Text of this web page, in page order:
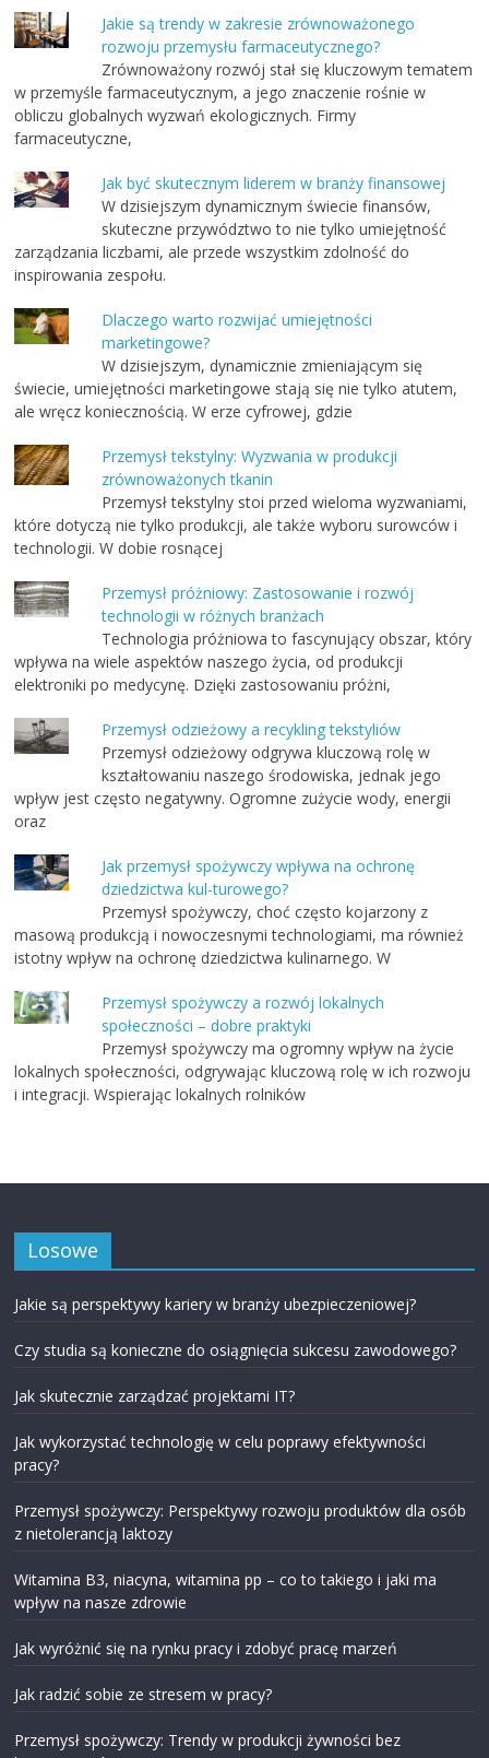
Jakie są trendy w zakresie zrównoważonego
rozwoju przemysłu farmaceutycznego?
Zrównoważony rozwój stał się kluczowym tematem
w przemyśle farmaceutycznym, a jego znaczenie rośnie w
obliczu globalnych wyzwań ekologicznych. Firmy
farmaceutyczne,
Jak być skutecznym liderem w branży finansowej
W dzisiejszym dynamicznym świecie finansów,
skuteczne przywództwo to nie tylko umiejętność
zarządzania liczbami, ale przede wszystkim zdolność do
inspirowania zespołu.
Dlaczego warto rozwijać umiejętności
marketingowe?
W dzisiejszym, dynamicznie zmieniającym się
świecie, umiejętności marketingowe stają się nie tylko atutem,
ale wręcz koniecznością. W erze cyfrowej, gdzie
Przemysł tekstylny: Wyzwania w produkcji
zrównoważonych tkanin
Przemysł tekstylny stoi przed wieloma wyzwaniami,
które dotyczą nie tylko produkcji, ale także wyboru surowców i
technologii. W dobie rosnącej
Przemysł próżniowy: Zastosowanie i rozwój
technologii w różnych branżach
Technologia próżniowa to fascynujący obszar, który
wpływa na wiele aspektów naszego życia, od produkcji
elektroniki po medycynę. Dzięki zastosowaniu próżni,
Przemysł odzieżowy a recykling tekstyliów
Przemysł odzieżowy odgrywa kluczową rolę w
kształtowaniu naszego środowiska, jednak jego
wpływ jest często negatywny. Ogromne zużycie wody, energii
oraz
Jak przemysł spożywczy wpływa na ochronę
dziedzictwa kul-turowego?
Przemysł spożywczy, choć często kojarzony z
masową produkcją i nowoczesnymi technologiami, ma również
istotny wpływ na ochronę dziedzictwa kulinarnego. W
Przemysł spożywczy a rozwój lokalnych
społeczności – dobre praktyki
Przemysł spożywczy ma ogromny wpływ na życie
lokalnych społeczności, odgrywając kluczową rolę w ich rozwoju
i integracji. Wspierając lokalnych rolników
Losowe
Jakie są perspektywy kariery w branży ubezpieczeniowej?
Czy studia są konieczne do osiągnięcia sukcesu zawodowego?
Jak skutecznie zarządzać projektami IT?
Jak wykorzystać technologię w celu poprawy efektywności
pracy?
Przemysł spożywczy: Perspektywy rozwoju produktów dla osób
z nietolerancją laktozy
Witamina B3, niacyna, witamina pp – co to takiego i jaki ma
wpływ na nasze zdrowie
Jak wyróżnić się na rynku pracy i zdobyć pracę marzeń
Jak radzić sobie ze stresem w pracy?
Przemysł spożywczy: Trendy w produkcji żywności bez